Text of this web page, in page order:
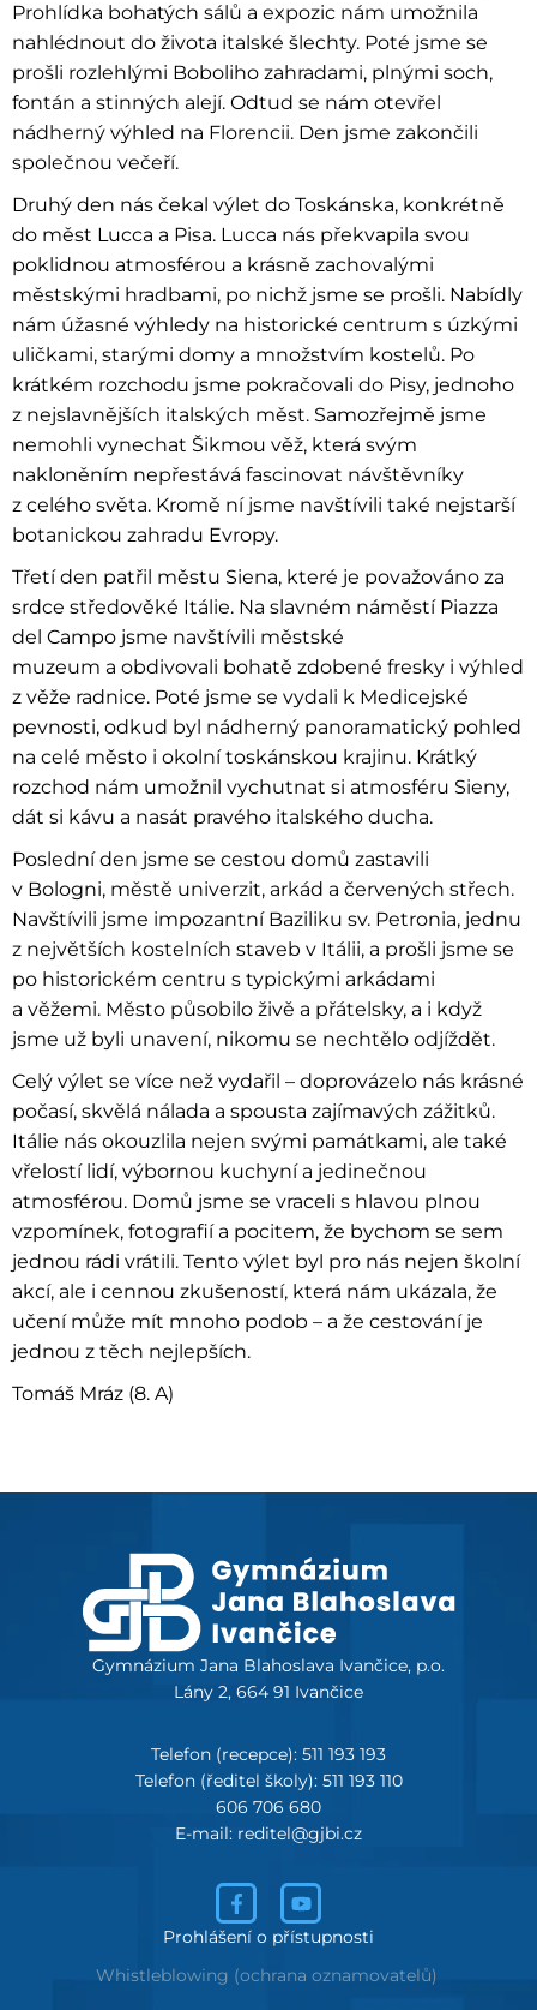
Prohlídka bohatých sálů a expozic nám umožnila
nahlédnout do života italské šlechty. Poté jsme se
prošli rozlehlými Boboliho zahradami, plnými soch,
fontán a stinných alejí. Odtud se nám otevřel
nádherný výhled na Florencii. Den jsme zakončili
společnou večeří.
Druhý den nás čekal výlet do Toskánska, konkrétně
do měst Lucca a Pisa. Lucca nás překvapila svou
poklidnou atmosférou a krásně zachovalými
městskými hradbami, po nichž jsme se prošli. Nabídly
nám úžasné výhledy na historické centrum s úzkými
uličkami, starými domy a množstvím kostelů. Po
krátkém rozchodu jsme pokračovali do Pisy, jednoho
z nejslavnějších italských měst. Samozřejmě jsme
nemohli vynechat Šikmou věž, která svým
nakloněním nepřestává fascinovat návštěvníky
z celého světa. Kromě ní jsme navštívili také nejstarší
botanickou zahradu Evropy.
Třetí den patřil městu Siena, které je považováno za
srdce středověké Itálie. Na slavném náměstí Piazza
del Campo jsme navštívili městské
muzeum a obdivovali bohatě zdobené fresky i výhled
z věže radnice. Poté jsme se vydali k Medicejské
pevnosti, odkud byl nádherný panoramatický pohled
na celé město i okolní toskánskou krajinu. Krátký
rozchod nám umožnil vychutnat si atmosféru Sieny,
dát si kávu a nasát pravého italského ducha.
Poslední den jsme se cestou domů zastavili
v Bologni, městě univerzit, arkád a červených střech.
Navštívili jsme impozantní Baziliku sv. Petronia, jednu
z největších kostelních staveb v Itálii, a prošli jsme se
po historickém centru s typickými arkádami
a věžemi. Město působilo živě a přátelsky, a i když
jsme už byli unavení, nikomu se nechtělo odjíždět.
Celý výlet se více než vydařil – doprovázelo nás krásné
počasí, skvělá nálada a spousta zajímavých zážitků.
Itálie nás okouzlila nejen svými památkami, ale také
vřelostí lidí, výbornou kuchyní a jedinečnou
atmosférou. Domů jsme se vraceli s hlavou plnou
vzpomínek, fotografií a pocitem, že bychom se sem
jednou rádi vrátili. Tento výlet byl pro nás nejen školní
akcí, ale i cennou zkušeností, která nám ukázala, že
učení může mít mnoho podob – a že cestování je
jednou z těch nejlepších.
Tomáš Mráz (8. A)
Gymnázium Jana Blahoslava Ivančice, p.o.
Lány 2, 664 91 Ivančice
Telefon (recepce): 511 193 193
Telefon (ředitel školy): 511 193 110
606 706 680
E-mail: reditel@gjbi.cz
Prohlášení o přístupnosti
Whistleblowing (ochrana oznamovatelů)